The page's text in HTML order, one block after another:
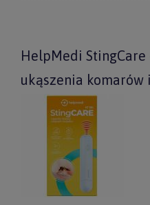
HelpMedi StingCare
ukąszenia komarów